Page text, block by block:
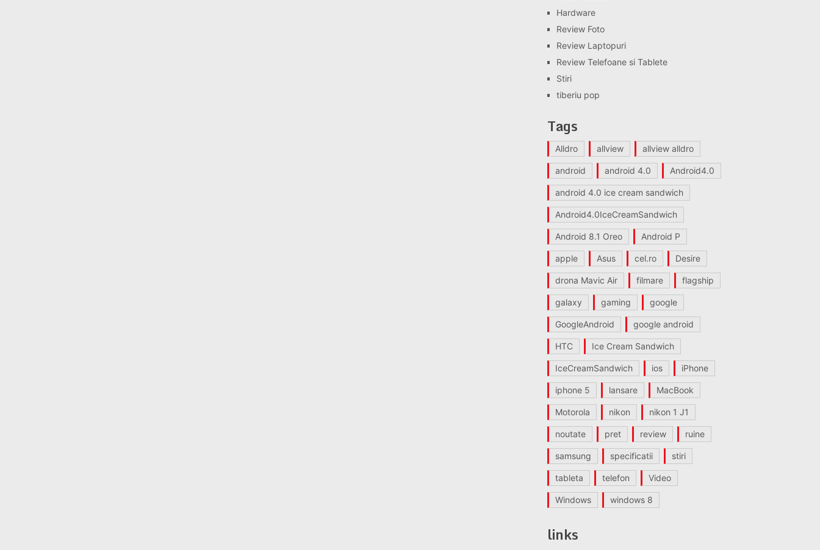
Hardware
Review Foto
Review Laptopuri
Review Telefoane si Tablete
Stiri
tiberiu pop
Tags
Alldro allview allview alldro
android android 4.0 Android4.0
android 4.0 ice cream sandwich
Android4.0IceCreamSandwich
Android 8.1 Oreo Android P
apple Asus cel.ro Desire
drona Mavic Air filmare flagship
galaxy gaming google
GoogleAndroid google android
HTC Ice Cream Sandwich
IceCreamSandwich ios iPhone
iphone 5 lansare MacBook
Motorola nikon nikon 1 J1
noutate pret review ruine
samsung specificatii stiri
tableta telefon Video
Windows windows 8
links